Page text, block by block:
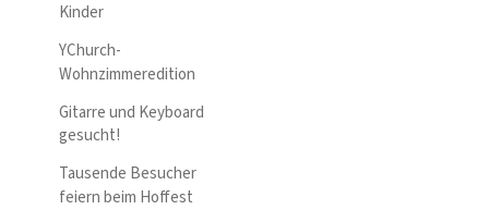
Kinder
YChurch-
Wohnzimmeredition
Gitarre und Keyboard
gesucht!
Tausende Besucher
feiern beim Hoffest